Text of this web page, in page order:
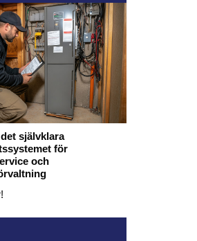
självklara
för
och